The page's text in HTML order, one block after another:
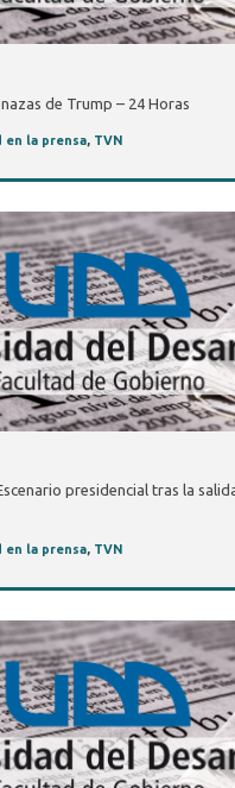
de Trump – 24 Horas
en la prensa, TVN
presidencial tras la
en la prensa, TVN